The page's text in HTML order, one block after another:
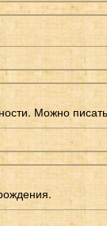
Можно